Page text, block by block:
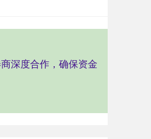
深度合作，确保资金